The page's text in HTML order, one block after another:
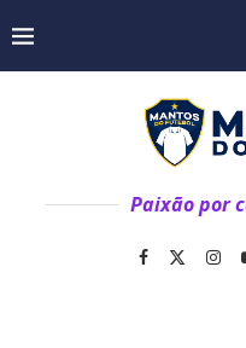
Paixão por